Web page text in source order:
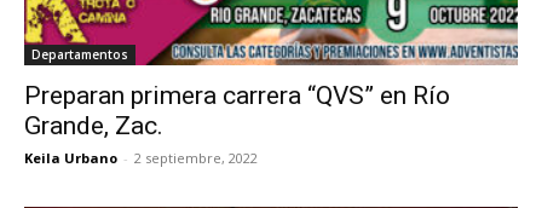
Departamentos
Preparan primera carrera “QVS” en Río
Grande, Zac.
Keila Urbano - 2 septiembre, 2022